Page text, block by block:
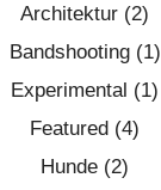
Architektur (2)
Bandshooting(1)
Experimental (1)
Featured (4)
Hunde (2)